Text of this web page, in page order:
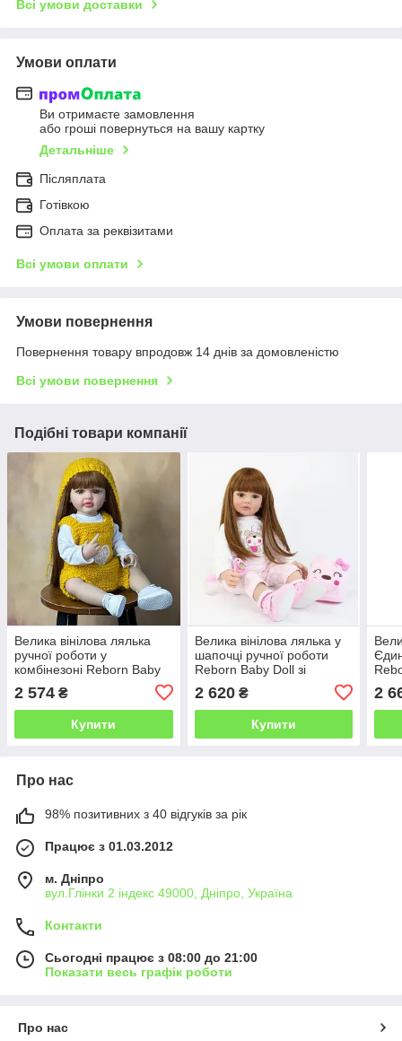
Всі умови доставки
Умови оплати
Ви отримаєте замовлення
або гроші повернуться на вашу картку
Детальніше
Післяплата
Готівкою
Оплата за реквізитами
Всі умови оплати
Умови повернення
Повернення товару впродовж 14 днів за домовленістю
Всі умови повернення
Подібні товари компанії
Велика вінілова лялька
ручної роботи у
комбінезоні Reborn Baby
Doll зі справжнім волоссям
та красивими очима
2 574 ₴
Купити
Велика вінілова лялька у
шапочці ручної роботи
Reborn Baby Doll зі
гарними очима
2 620₴
Купити
2
Про нас
98% позитивних з 40 відгуків за рік
Працює з 01.03.2012
м. Дніпро
вул.Глінки 2 індекс 49000, Дніпро, Україна
Контакти
Сьогодні працює з 08:00 до 21:00
Показати весь графік роботи
Про нас